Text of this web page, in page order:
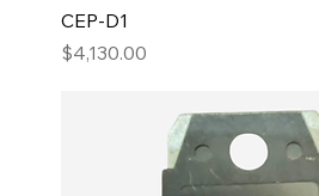
CEP-D1
Precio
$4,130.00